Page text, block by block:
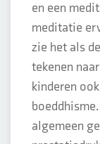
en een
meditatie
zie het als
tekenen
kinderen
algemeen